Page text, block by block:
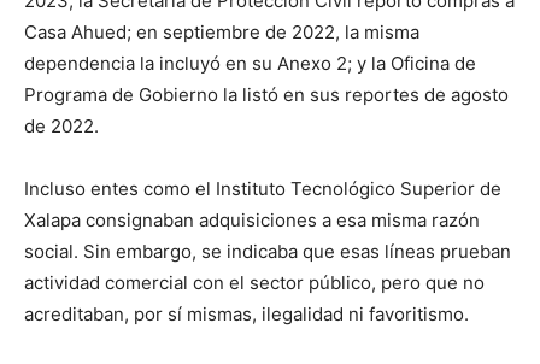
Casa Ahued; en septiembre de 2022, la misma
dependencia la incluyó en su Anexo 2; y la Oficina de
Programa de Gobierno la listó en sus reportes de agosto
de 2022.
Incluso entes como el Instituto Tecnológico Superior de
Xalapa consignaban adquisiciones a esa misma razón
social. Sin embargo, se indicaba que esas líneas prueban
actividad comercial con el sector público, pero que no
acreditaban, por sí mismas, ilegalidad ni favoritismo.